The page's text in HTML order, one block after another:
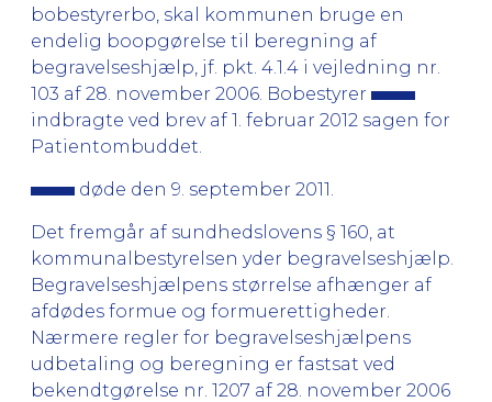
bobestyrerbo, skal kommunen bruge en
endelig boopgørelse til beregning af
begravelseshjælp, jf. pkt. 4.1.4 i vejledning nr.
103 af 28. november 2006. Bobestyrer
indbragte ved brev af 1. februar 2012 sagen for
Patientombuddet.
døde den 9. september 2011.
Det fremgår af sundhedslovens § 160, at
kommunalbestyrelsen yder begravelseshjælp.
Begravelseshjælpens størrelse afhænger af
afdødes formue og formuerettigheder.
Nærmere regler for begravelseshjælpens
udbetaling og beregning er fastsat ved
bekendtgørelse nr. 1207 af 28. november 2006